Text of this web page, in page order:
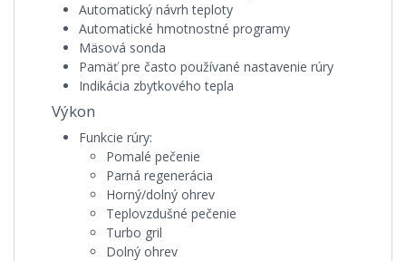
Automatický návrh teploty
Automatické hmotnostné programy
Mäsová sonda
Pamäť pre často používané nastavenie rúry
Indikácia zbytkového tepla
Výkon
Funkcie rúry:
Pomalé pečenie
Parná regenerácia
Horný/dolný ohrev
Teplovzdušné pečenie
Turbo gril
Dolný ohrev